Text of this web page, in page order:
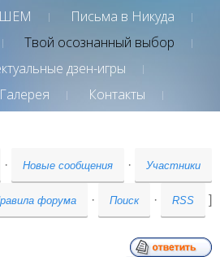
Письма в Никуда
Твой осознанный выбор
дзен-игры
Контакты
· Новые сообщения · Участники
форума · Поиск · RSS ]